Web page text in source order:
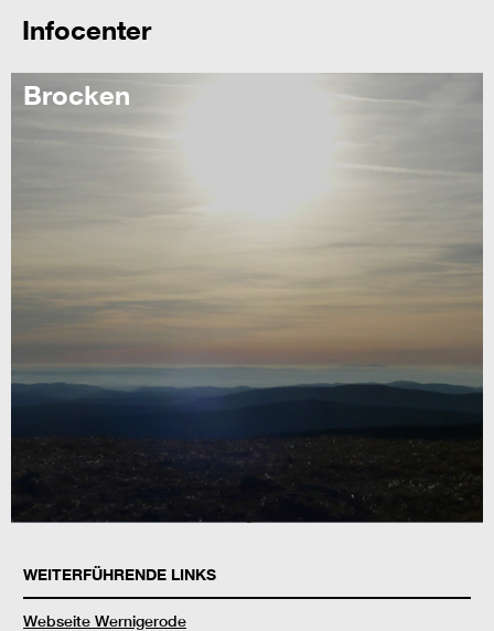
Infocenter
Brocken
WEITERFÜHRENDE LINKS
Webseite Wernigerode